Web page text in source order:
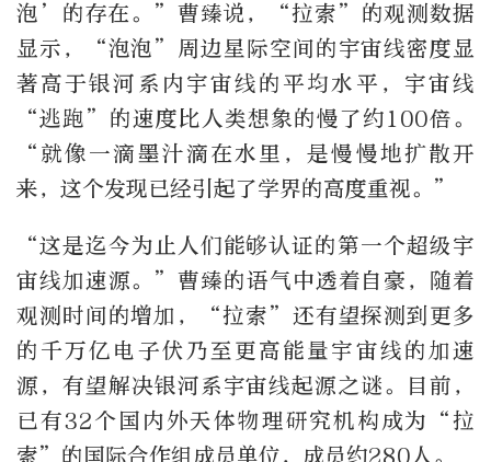
泡’的存在。”曹臻说，“拉索”的观测数据
显示，“泡泡”周边星际空间的宇宙线密度显
著高于银河系内宇宙线的平均水平，宇宙线
“逃跑”的速度比人类想象的慢了约100倍。
“就像一滴墨汁滴在水里，是慢慢地扩散开
来，这个发现已经引起了学界的高度重视。”
“这是迄今为止人们能够认证的第一个超级宇
宙线加速源。”曹臻的语气中透着自豪，随着
观测时间的增加，“拉索”还有望探测到更多
的千万亿电子伏乃至更高能量宇宙线的加速
源，有望解决银河系宇宙线起源之谜。目前，
已有32个国内外天体物理研究机构成为“拉
索”的国际合作组成员单位，成员约280人。